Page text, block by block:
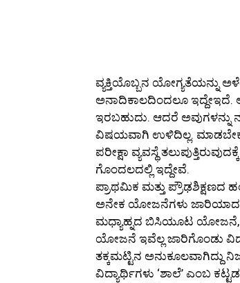
ವ್ಯಕ್ತಿಯೊಬ್ಬನ ಯೋಗ್ಯತೆಯನ್ನು
ಅನಾದಿಕಾಲದಿಂದಲೂ ಇದ್ದೇಇದೆ.
ಇರಬಹುದು. ಆದರೆ
ವಿಷಯವಾಗಿ ಉಳಿದಿಲ್ಲ.
ಪರೀಕ್ಷಾ ವ್ಯವಸ್ಥೆ
ಗೊಂದಲದಲ್ಲಿ ಇದ್ದೇವೆ.
ಪ್ರಾಥಮಿಕ ಮತ್ತು ಪ್ರೌಢಶಿಕ್ಷಣದ
ಅನೇಕ ಯೋಜನೆಗಳು
ಮಧ್ಯಾಹ್ನದ ಬಿಸಿಯೂಟ ಯೋಜನೆ,
ಯೋಜನೆ ಇವೆಲ್ಲ ಜಾರಿಗೊಂಡು
ತಕ್ಕಮಟ್ಟಿನ ಅನುಕೂಲವಾಗಿದ್ದು
ವಿದ್ಯಾರ್ಥಿಗಳು ‘ಶಾಲೆ’ ಎಂಬ